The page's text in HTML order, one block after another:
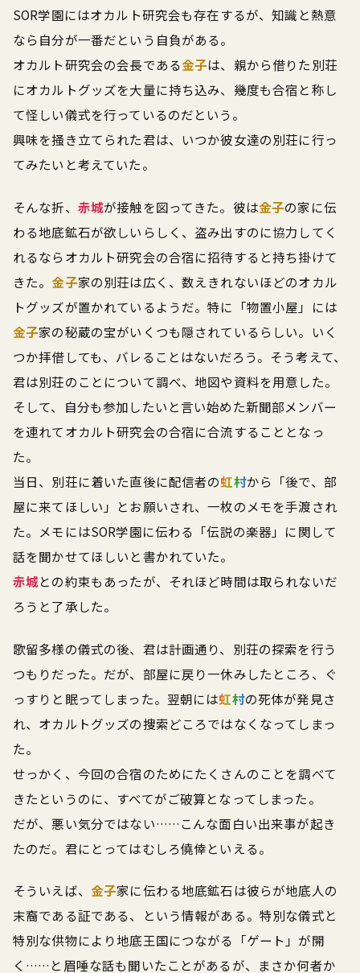
SOR学園にはオカルト研究会も存在するが、知識と熱意
なら自分が一番だという自負がある。
オカルト研究会の会長である金子は、親から借りた別荘
にオカルトグッズを大量に持ち込み、幾度も合宿と称し
て怪しい儀式を行っているのだという。
興味を掻き立てられた君は、いつか彼女達の別荘に行っ
てみたいと考えていた。
そんな折、 赤城が接触を図ってきた。彼は金子の家に伝
わる地底鉱石が欲しいらしく、盗み出すのに協力してく
れるならオカルト研究会の合宿に招待すると持ち掛けて
きた。 金子家の別荘は広く、数えきれないほどのオカル
トグッズが置かれているようだ。特に「物置小屋」には
金子家の秘蔵の宝がいくつも隠されているらしい。いく
つか拝借しても、バレることはないだろう。そう考えて、
君は別荘のことについて調べ、地図や資料を用意した。
そして、自分も参加したいと言い始めた新聞部メンバー
を連れてオカルト研究会の合宿に合流することとなっ
た。
当日、別荘に着いた直後に配信者の虹村から「後で、部
屋に来てほしい」とお願いされ、一枚のメモを手渡され
た。メモにはSOR学園に伝わる「伝説の楽器」に関して
話を聞かせてほしいと書かれていた。
赤城との約束もあったが、それほど時間は取られないだ
ろうと了承した。
歌留多様の儀式の後、君は計画通り、別荘の探索を行う
つもりだった。だが、部屋に戻り一休みしたところ、ぐ
っすりと眠ってしまった。翌朝には虹村の死体が発見さ
れ、オカルトグッズの捜索どころではなくなってしまっ
た。
せっかく、今回の合宿のためにたくさんのことを調べて
きたというのに、すべてがご破算となってしまった。
だが、悪い気分ではない……こんな面白い出来事が起き
たのだ。君にとってはむしろ僥倖といえる。
そういえば、 金子家に伝わる地底鉱石は彼らが地底人の
末裔である証である、という情報がある。特別な儀式と
特別な供物により地底王国につながる「ゲート」が開
く……と眉唾な話も聞いたことがあるが、まさか何者か